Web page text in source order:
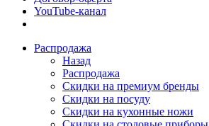
YouTube-канал
Распродажа
Назад
Распродажа
Скидки на премиум бренды
Скидки на посуду
Скидки на кухонные ножи